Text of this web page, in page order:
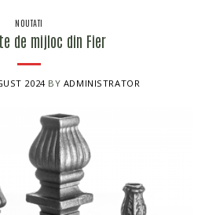
NOUTATI
de mijloc din Fier
2024BY ADMINISTRATOR